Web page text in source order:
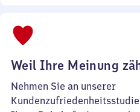
Weil Ihre Meinung
Nehmen Sie an unserer